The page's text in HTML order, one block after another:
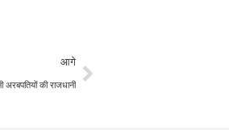
आगे
अरबपतियों की राजधानी